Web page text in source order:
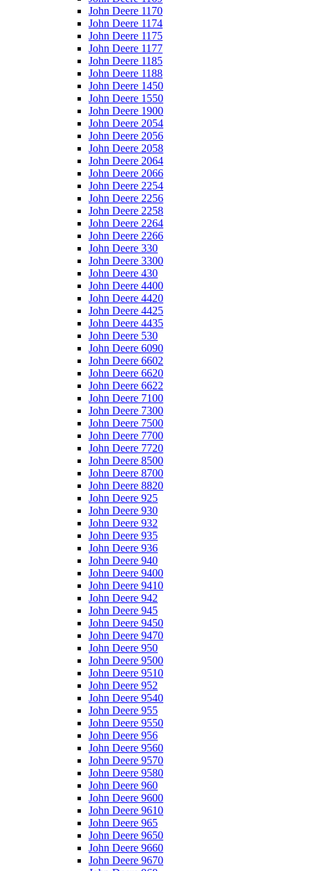
John Deere 1170
John Deere 1174
John Deere 1175
John Deere 1177
John Deere 1185
John Deere 1188
John Deere 1450
John Deere 1550
John Deere 1900
John Deere 2054
John Deere 2056
John Deere 2058
John Deere 2064
John Deere 2066
John Deere 2254
John Deere 2256
John Deere 2258
John Deere 2264
John Deere 2266
John Deere 330
John Deere 3300
John Deere 430
John Deere 4400
John Deere 4420
John Deere 4425
John Deere 4435
John Deere 530
John Deere 6090
John Deere 6602
John Deere 6620
John Deere 6622
John Deere 7100
John Deere 7300
John Deere 7500
John Deere 7700
John Deere 7720
John Deere 8500
John Deere 8700
John Deere 8820
John Deere 925
John Deere 930
John Deere 932
John Deere 935
John Deere 936
John Deere 940
John Deere 9400
John Deere 9410
John Deere 942
John Deere 945
John Deere 9450
John Deere 9470
John Deere 950
John Deere 9500
John Deere 9510
John Deere 952
John Deere 9540
John Deere 955
John Deere 9550
John Deere 956
John Deere 9560
John Deere 9570
John Deere 9580
John Deere 960
John Deere 9600
John Deere 9610
John Deere 965
John Deere 9650
John Deere 9660
John Deere 9670